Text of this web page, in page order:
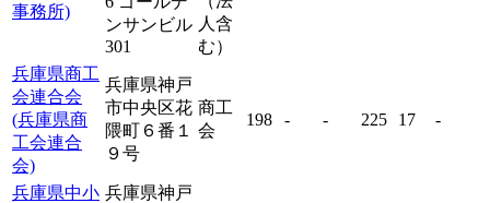
事務所)
ンサンビル
301
人含
む）
兵庫県商工
会連合会
(兵庫県商
工会連合
会)
兵庫県神戸
市中央区花
隈町６番１
９号
商工
会
198 - - 225 17 -
兵庫県中小 兵庫県神戸